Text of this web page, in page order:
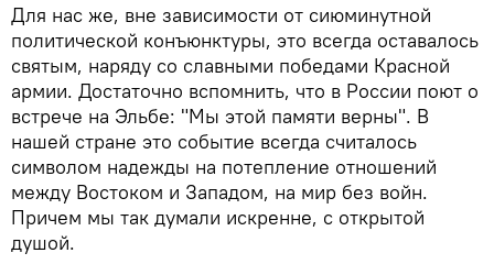
Для нас же, вне зависимости от сиюминутной
политической конъюнктуры, это всегда оставалось
святым, наряду со славными победами Красной
армии. Достаточно вспомнить, что в России поют о
встрече на Эльбе: "Мы этой памяти верны". В
нашей стране это событие всегда считалось
символом надежды на потепление отношений
между Востоком и Западом, на мир без войн.
Причем мы так думали искренне, с открытой
душой.